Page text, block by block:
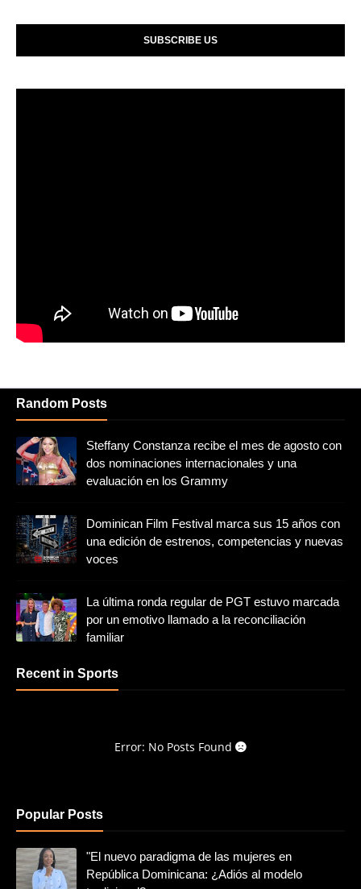
SUBSCRIBE US
Random Posts
Steffany Constanza recibe el mes de agosto con
dos nominaciones internacionales y una
evaluación en los Grammy
Dominican Film Festival marca sus 15 años con
una edición de estrenos, competencias y nuevas
voces
La última ronda regular de PGT estuvo marcada
por un emotivo llamado a la reconciliación
familiar
Recent in Sports
Error: No Posts Found
Popular Posts
"El nuevo paradigma de las mujeres en
República Dominicana: ¿Adiós al modelo